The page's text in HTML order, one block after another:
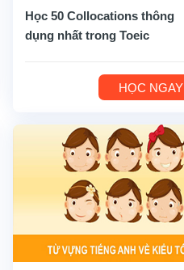
Học 50 Collocations thông
dụng nhất trong Toeic
HỌC NGAY